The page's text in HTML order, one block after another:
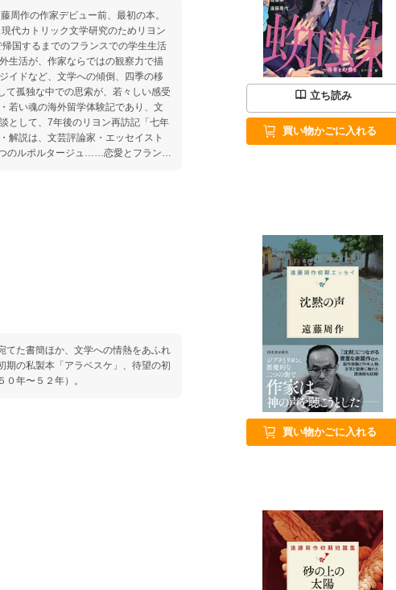
周作の作家デビュー前、最初の本。
代カトリック文学研究のためリヨン
国するまでのフランスでの学生生活
生活が、作家ならではの観察力で描
イドなど、文学への傾倒、四季の移
孤独な中での思索が、若々しい感受
若い魂の海外留学体験記であり、文
として、7年後のリヨン再訪記「七年
解説は、文芸評論家・エッセイスト
のルポルタージュ……恋愛とフランス
立ち読み
買い物かごに入れる
てた書簡ほか、文学への情熱をあふれ
期の私製本「アラベスケ」、待望の初
年〜５２年）。
買い物かごに入れる